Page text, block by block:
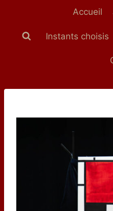
contenu
Accueil
Instants choisis